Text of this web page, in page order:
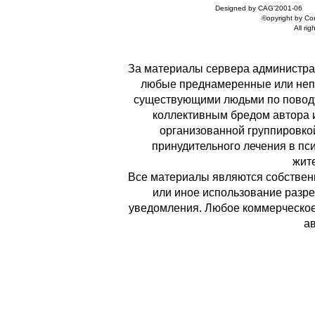
Designed by CAG'2001-06
©opyright by
All
За материалы сервера
любые преднамеренные или
существующими людьми по
коллективным бредом автора
организованной
принудительного лечения в
Все материалы являются
или иное использование
уведомления. Любое